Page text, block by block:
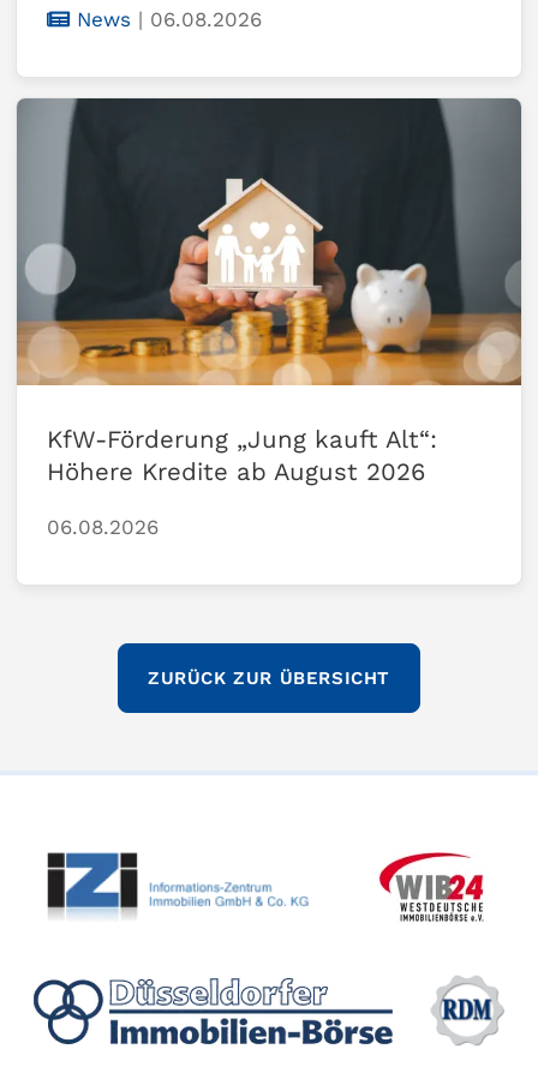
News | 06.08.2026
KfW-Förderung „Jung kauft Alt“:
Höhere Kredite ab August 2026
06.08.2026
ZURÜCK ZUR ÜBERSICHT